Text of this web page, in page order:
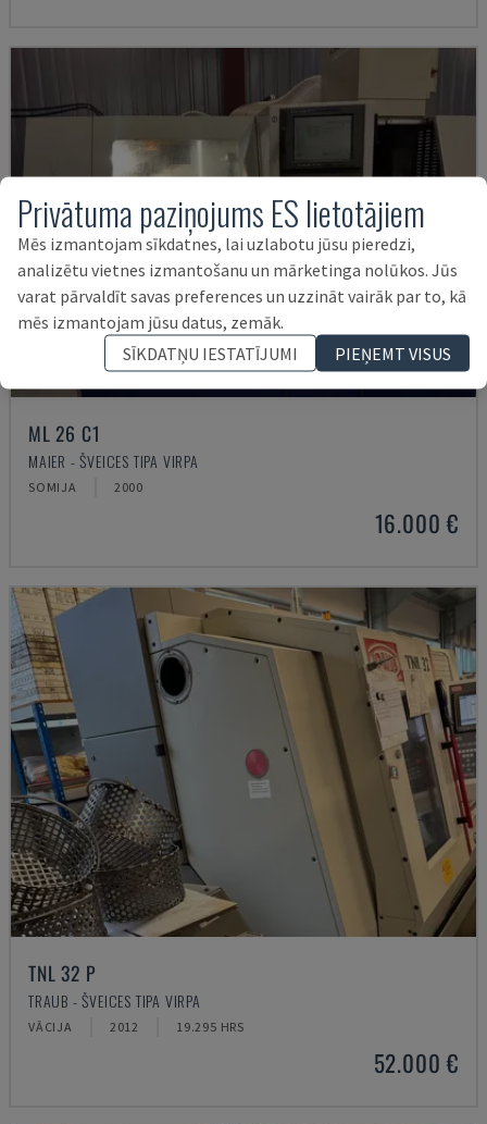
ML 26 C1
MAIER - ŠVEICES TIPA VIRPA
SOMIJA 2000
16.000 €
TNL 32 P
TRAUB - ŠVEICES TIPA VIRPA
VĀCIJA 2012 19.295 HRS
52.000 €
Privātuma paziņojums ES lietotājiem
Mēs izmantojam sīkdatnes, lai uzlabotu jūsu pieredzi,
analizētu vietnes izmantošanu un mārketinga nolūkos. Jūs
varat pārvaldīt savas preferences un uzzināt vairāk par to, kā
mēs izmantojam jūsu datus, zemāk.
SĪKDATŅU IESTATĪJUMI
PIEŅEMT VISUS